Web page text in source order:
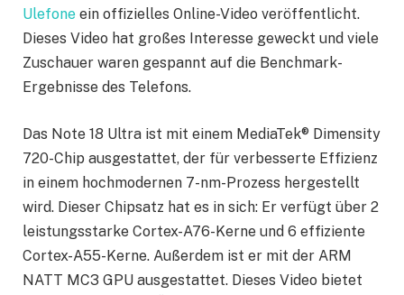
Ulefone ein offizielles Online-Video veröffentlicht.
Dieses Video hat großes Interesse geweckt und viele
Zuschauer waren gespannt auf die Benchmark-
Ergebnisse des Telefons.
Das Note 18 Ultra ist mit einem MediaTek® Dimensity
720-Chip ausgestattet, der für verbesserte Effizienz
in einem hochmodernen 7-nm-Prozess hergestellt
wird. Dieser Chipsatz hat es in sich: Er verfügt über 2
leistungsstarke Cortex-A76-Kerne und 6 effiziente
Cortex-A55-Kerne. Außerdem ist er mit der ARM
NATT MC3 GPU ausgestattet. Dieses Video bietet